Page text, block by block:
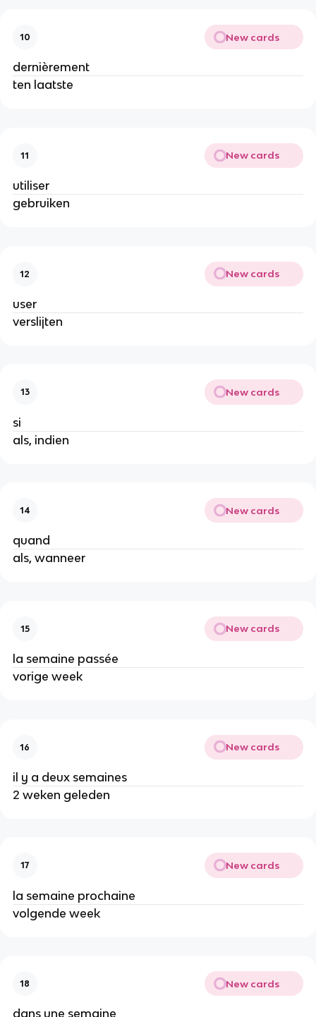
10 New cards
dernièrement
ten laatste
11 New cards
utiliser
gebruiken
12 New cards
user
verslijten
13 New cards
si
als, indien
14 New cards
quand
als, wanneer
15 New cards
la semaine passée
vorige week
16 New cards
il y a deux semaines
2 weken geleden
17 New cards
la semaine prochaine
volgende week
18 New cards
dans une semaine